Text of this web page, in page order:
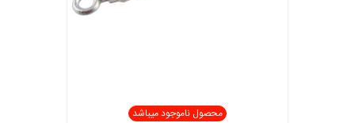
محصول ناموجود میباشد